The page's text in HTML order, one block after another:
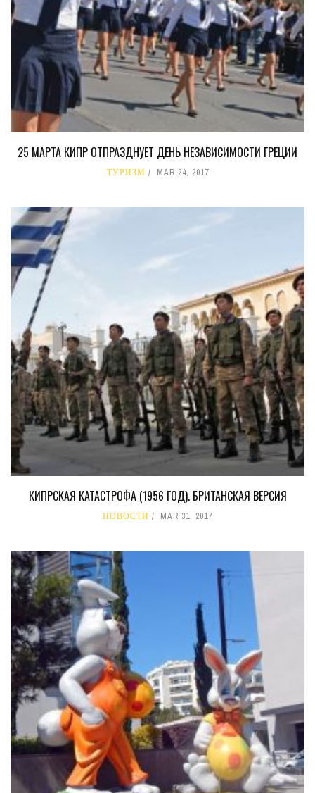
25 МАРТА КИПР ОТПРАЗДНУЕТ ДЕНЬ НЕЗАВИСИМОСТИ ГРЕЦИИ
ТУРИЗМ MAR 24, 2017
КИПРСКАЯ КАТАСТРОФА (1956 ГОД). БРИТАНСКАЯ ВЕРСИЯ
НОВОСТИ MAR 31, 2017